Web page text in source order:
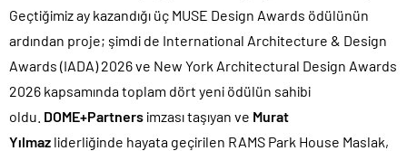
Geçtiğimiz ay kazandığı üç MUSE Design Awards ödülünün
ardından proje; şimdi de International Architecture & Design
Awards (IADA) 2026 ve New York Architectural Design Awards
2026 kapsamında toplam dört yeni ödülün sahibi
oldu. DOME+Partners imzası taşıyan ve Murat
Yılmaz liderliğinde hayata geçirilen RAMS Park House Maslak,